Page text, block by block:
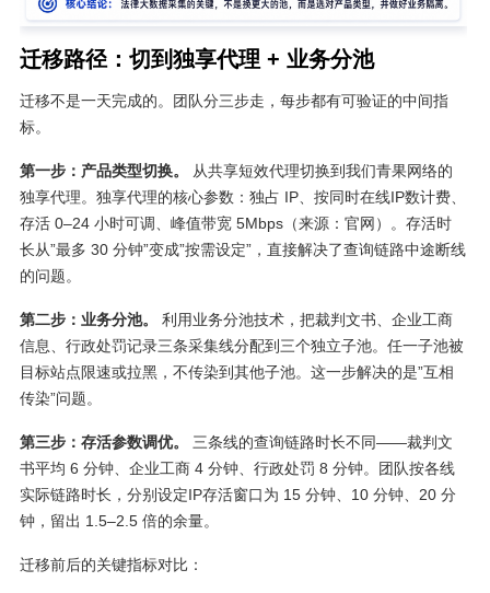
迁移路径：切到独享代理 + 业务分池
迁移不是一天完成的。团队分三步走，每步都有可验证的中间指
标。
第一步：产品类型切换。
从共享短效代理切换到我们青果网络的
独享代理。独享代理的核心参数：独占 IP、按同时在线IP数计费、
存活 0–24 小时可调、峰值带宽 5Mbps（来源：官网）。存活时
长从”最多 30 分钟”变成”按需设定”，直接解决了查询链路中途断线
的问题。
第二步：业务分池。
利用业务分池技术，把裁判文书、企业工商
信息、行政处罚记录三条采集线分配到三个独立子池。任一子池被
目标站点限速或拉黑，不传染到其他子池。这一步解决的是”互相
传染”问题。
第三步：存活参数调优。
三条线的查询链路时长不同——裁判文
书平均 6 分钟、企业工商 4 分钟、行政处罚 8 分钟。团队按各线
实际链路时长，分别设定IP存活窗口为 15 分钟、10 分钟、20 分
钟，留出 1.5–2.5 倍的余量。
迁移前后的关键指标对比：